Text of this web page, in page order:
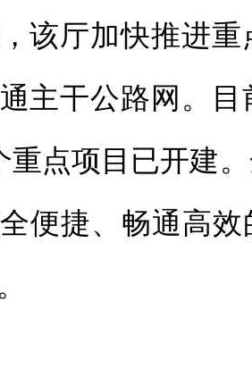
该厅加快推进
主干公路网。
重点项目已开建
便捷、畅通高